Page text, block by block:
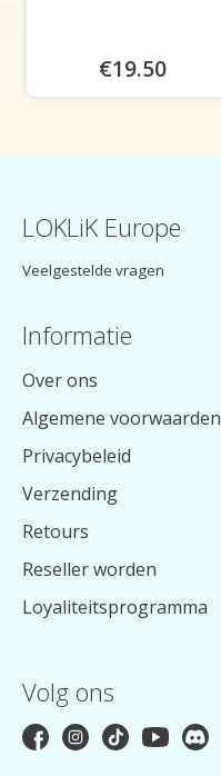
€19.50
LOKLiK Europe
Veelgestelde vragen
Informatie
Over ons
Algemene voorwaarden
Privacybeleid
Verzending
Retours
Reseller worden
Loyaliteitsprogramma
Volg ons